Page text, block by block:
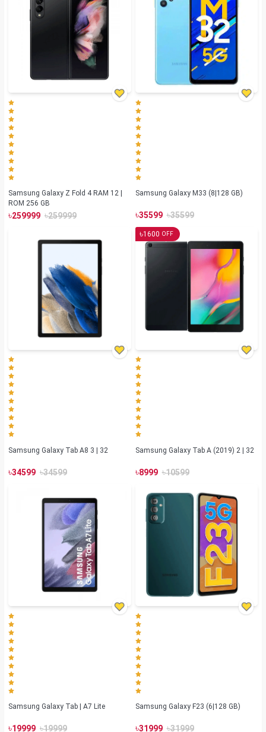
Samsung Galaxy Z Fold 4 RAM 12 |
ROM 256 GB
৳259999 ৳259999
Samsung Galaxy M33 (8|128 GB)
৳35599 ৳35599
Samsung Galaxy Tab A8 3 | 32
৳34599 ৳34599
৳1600 OFF
Samsung Galaxy Tab A (2019) 2 | 32
৳8999 ৳10599
Samsung Galaxy Tab | A7 Lite
৳19999 ৳19999
Samsung Galaxy F23 (6|128 GB)
৳31999 ৳31999